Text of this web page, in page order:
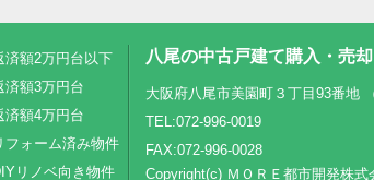
済額2万円台以下
済額3万円台
済額4万円台
フォーム済み物件
リノベ向き物件
八尾の中古戸建て購入・売
大阪府八尾市美園町３丁目93番地
TEL:072-996-0019
FAX:072-996-0028
Copyright(c) ＭＯＲＥ都市開発株式